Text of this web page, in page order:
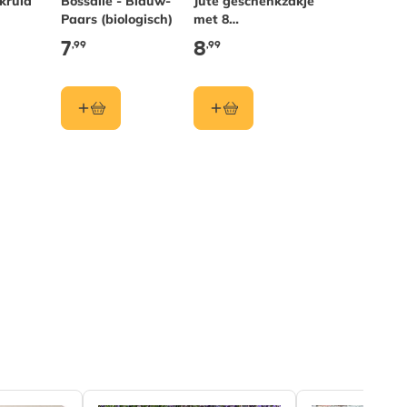
Paars (biologisch)
7,99
met 8
zadenbommetjes
8,99